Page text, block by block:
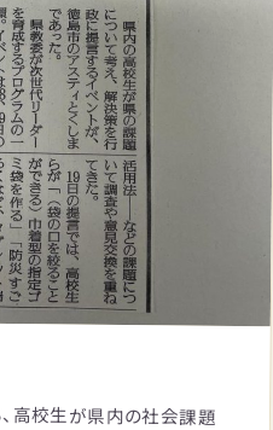
高校生が県内の社会課題
グラム」。県内6校以上か
組み、Discordで協働。9